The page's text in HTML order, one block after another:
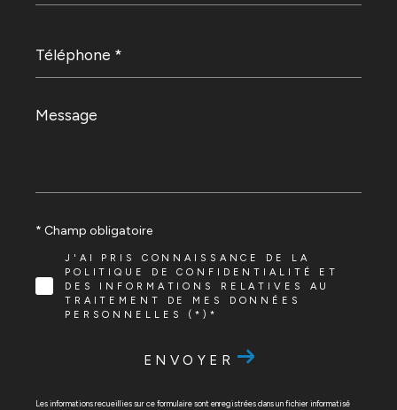
*
Message
*
J'AI PRIS CONNAISSANCE DE LA
POLITIQUE DE CONFIDENTIALITÉ ET
DES INFORMATIONS RELATIVES AU
TRAITEMENT DE MES DONNÉES
PERSONNELLES (*)*
* Champ obligatoire
ENVOYER
Les informations recueillies sur ce formulaire sont enregistrées dans un fichier informatisé